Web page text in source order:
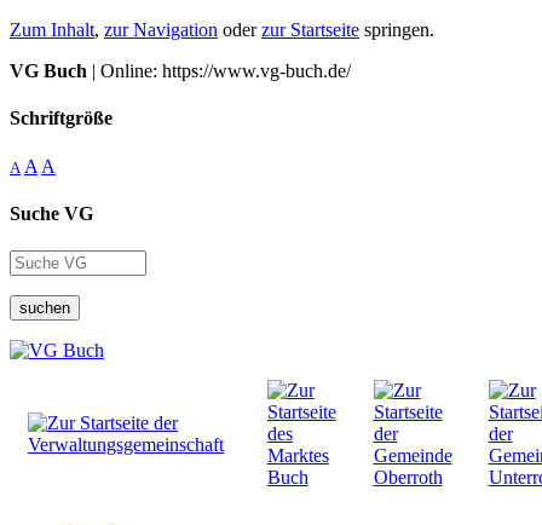
Zum Inhalt, zur Navigation oderzur Startseite springen.
VG Buch | Online: https://www.vg-buch.de/
Schriftgröße
A A A
Suche VG
suchen